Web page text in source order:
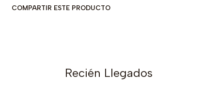
COMPARTIR ESTE PRODUCTO
Recién Llegados